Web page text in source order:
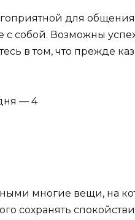
для
с собой. Возможны
в том, что прежде
— 4
многие вещи, на
сохранять